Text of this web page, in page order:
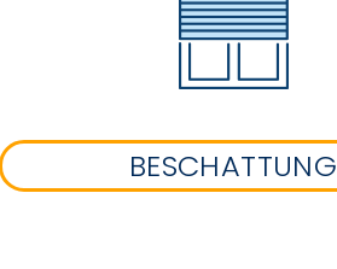
BESCHATTUNG